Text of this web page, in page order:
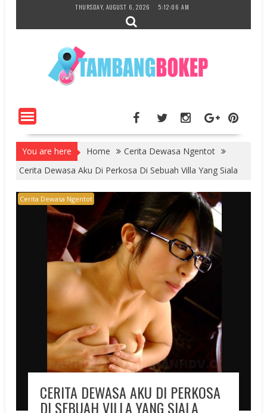
content
THURSDAY, AUGUST 6, 2026 5:12:07 AM
You are here Home
Cerita Dewasa Ngentot
Cerita Dewasa Aku Di Perkosa Di Sebuah Villa Yang Siala
Cerita Dewasa Ngentot
CERITA DEWASA AKU DI PERKOSA
DI SEBUAH VILLA YANG SIALA